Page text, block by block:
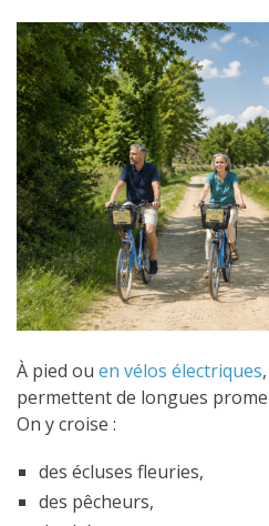
À pied ou en vélos électriques
permettent de longues
On y croise :
des écluses fleuries,
des pêcheurs,